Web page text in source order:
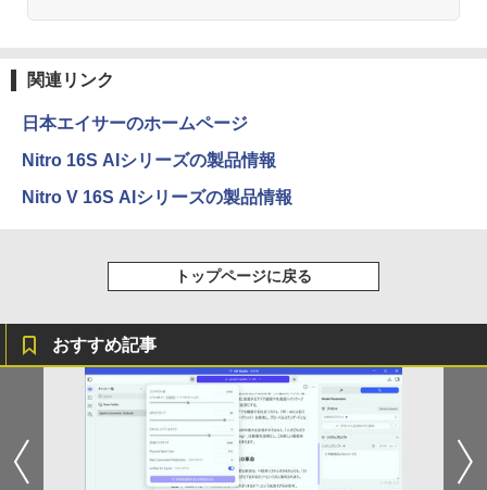
関連リンク
日本エイサーのホームページ
Nitro 16S AIシリーズの製品情報
Nitro V 16S AIシリーズの製品情報
トップページに戻る
おすすめ記事